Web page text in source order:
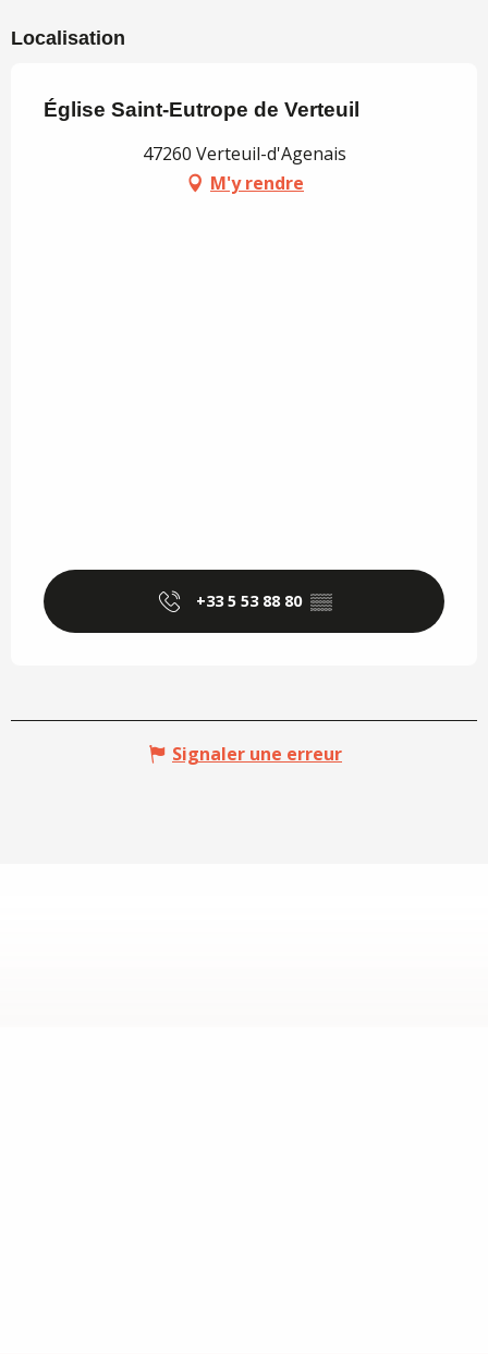
Localisation
Église Saint-Eutrope de Verteuil
47260 Verteuil-d'Agenais
M'y rendre
+33 5 53 88 80 ▒▒
Signaler une erreur